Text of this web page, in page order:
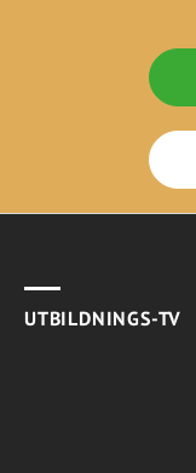
UTBILDNINGS-TV